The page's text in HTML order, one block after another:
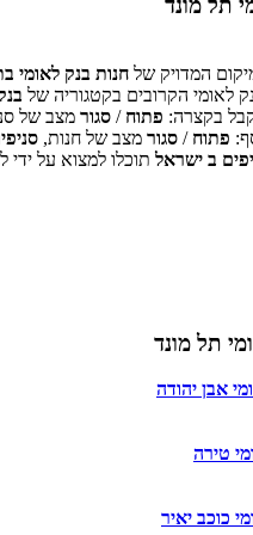
תל מונד
המדויק של חנות בנק לאומי
לאומי הקרובים בקטגוריה של
בקצרה: פתוח / סגור מצב של
פתוח / סגור מצב של חנות,
ב ישראל תוכלו למצוא על ידי
תל מונד
אבן יהודה
טירה
כוכב יאיר